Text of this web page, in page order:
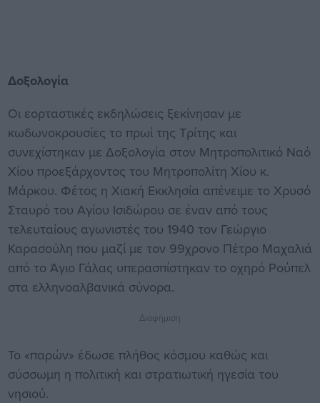
Δοξολογία
Οι εορταστικές εκδηλώσεις ξεκίνησαν με
κωδωνοκρουσίες το πρωί της Τρίτης και
συνεχίστηκαν με Δοξολογία στον Μητροπολιτικό Ναό
Χίου προεξάρχοντος του Μητροπολίτη Χίου κ.
Μάρκου. Φέτος η Χιακή Εκκλησία απένειμε το Χρυσό
Σταυρό του Αγίου Ισιδώρου σε έναν από τους
τελευταίους αγωνιστές του 1940 τον Γεώργιο
Καρασούλη που μαζί με τον 99χρονο Πέτρο Μαχαλιά
από το Άγιο Γάλας υπερασπίστηκαν το οχηρό Ρούπελ
στα ελληνοαλβανικά σύνορα.
Διαφήμιση
Το «παρών» έδωσε πλήθος κόσμου καθώς και
σύσσωμη η πολιτική και στρατιωτική ηγεσία του
νησιού.